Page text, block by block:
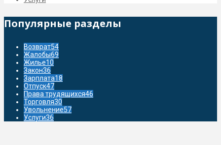
Популярные разделы
Возврат54
Жалобы69
Жилье10
Закон36
Зарплата18
Отпуск47
Права трудящихся46
Торговля30
Увольнение57
Услуги36